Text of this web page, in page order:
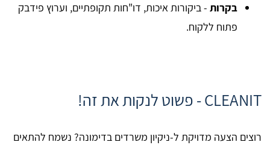
בקרות - ביקורות איכות, דו"חות תקופתיים, וערוץ פידבק
פתוח ללקוח.
CLEANIT - פשוט לנקות את זה!
רוצים הצעה מדויקת ל-ניקיון משרדים בדימונה? נשמח להתאים